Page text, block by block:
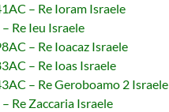
– Re Ioram Israele
Re Ieu Israele
– Re Ioacaz Israele
– Re Ioas Israele
– Re Geroboamo 2 Israele
Re Zaccaria Israele